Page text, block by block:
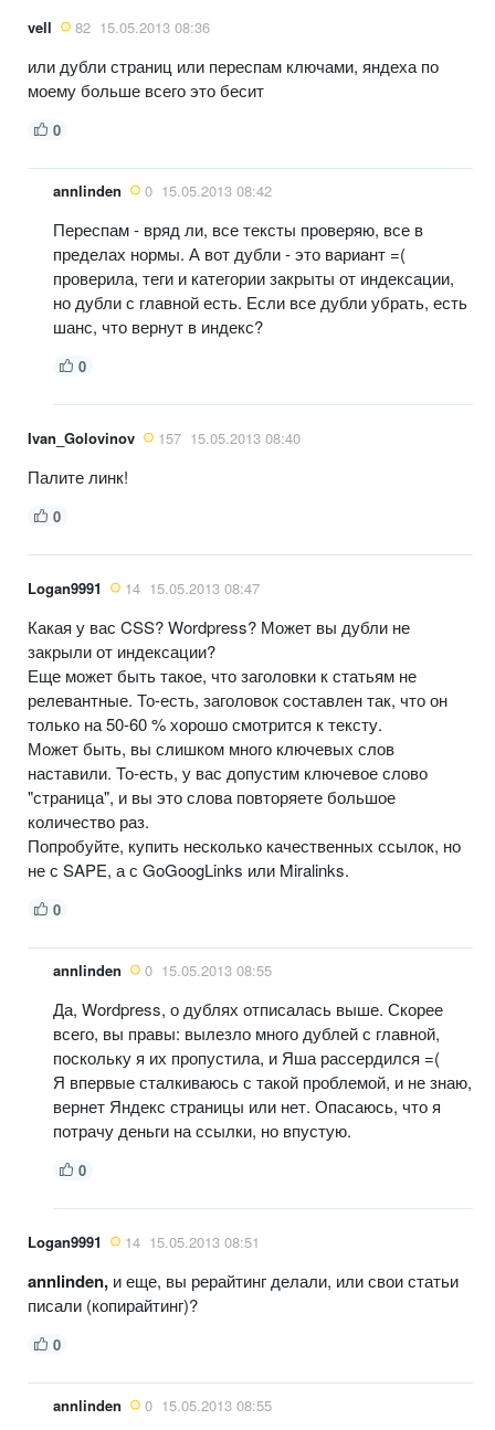
vell 82 15.05.2013 08:36
или дубли страниц или переспам ключами, яндеха по
моему больше всего это бесит
0
annlinden 0 15.05.2013 08:42
Переспам - вряд ли, все тексты проверяю, все в
пределах нормы. А вот дубли - это вариант =(
проверила, теги и категории закрыты от индексации,
но дубли с главной есть. Если все дубли убрать, есть
шанс, что вернут в индекс?
0
Ivan_Golovinov 157 15.05.2013 08:40
Палите линк!
0
Logan9991 14 15.05.2013 08:47
Какая у вас CSS? Wordpress? Может вы дубли не
закрыли от индексации?
Еще может быть такое, что заголовки к статьям не
релевантные. То-есть, заголовок составлен так, что он
только на 50-60 % хорошо смотрится к тексту.
Может быть, вы слишком много ключевых слов
наставили. То-есть, у вас допустим ключевое слово
"страница", и вы это слова повторяете большое
количество раз.
Попробуйте, купить несколько качественных ссылок, но
не с SAPE, а с GoGoogLinks или Miralinks.
0
annlinden 0 15.05.2013 08:55
Да, Wordpress, о дублях отписалась выше. Скорее
всего, вы правы: вылезло много дублей с главной,
поскольку я их пропустила, и Яша рассердился =(
Я впервые сталкиваюсь с такой проблемой, и не знаю,
вернет Яндекс страницы или нет. Опасаюсь, что я
потрачу деньги на ссылки, но впустую.
0
Logan9991 14 15.05.2013 08:51
annlinden, и еще, вы рерайтинг делали, или свои статьи
писали (копирайтинг)?
0
annlinden 0 15.05.2013 08:55